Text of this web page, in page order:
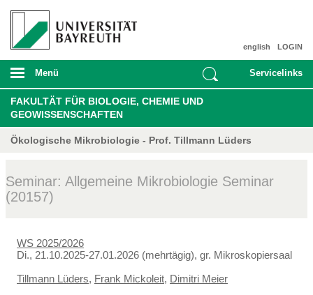
LOGIN
english
Menü Servicelinks
FAKULTÄT FÜR BIOLOGIE, CHEMIE UND
GEOWISSENSCHAFTEN
Ökologische Mikrobiologie - Prof. Tillmann Lüders
Seminar: Allgemeine Mikrobiologie Seminar
(20157)
WS 2025/2026
Di., 21.10.2025-27.01.2026 (mehrtägig), gr. Mikroskopiersaal
Tillmann Lüders, Frank Mickoleit, Dimitri Meier